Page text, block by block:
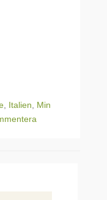
Italien
Min